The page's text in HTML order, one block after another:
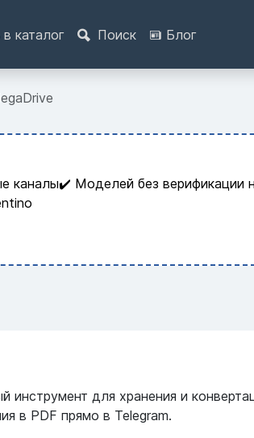
каталог Поиск Блог
каналы✔️ Моделей без
инструмент для хранения и
в PDF прямо в Telegram.